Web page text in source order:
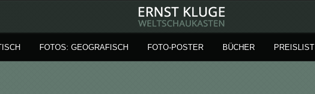
FOTOS: GEOGRAFISCH FOTO-POSTER BÜCHER